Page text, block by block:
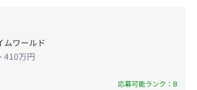
険・労災保険・雇用保険・介護保険
率は55%、有休取得率は70％
づくりにも注力しています。10
多く、キャリア形成をしやすい
の中からマッチするグループ企
都圏以外のプロジェクトも用意
ムワールド
410万円
応募可能ランク：B